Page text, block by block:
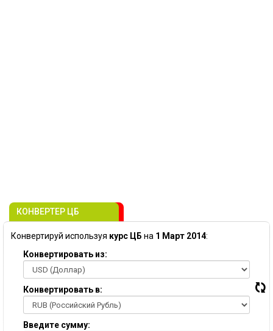
КОНВЕРТЕР ЦБ
Конвертируй используя курс ЦБ на 1 Март 2014:
Конвертировать из:
Конвертировать в:
Введите сумму: